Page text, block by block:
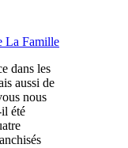
La Famille
dans les
aussi de
nous
été